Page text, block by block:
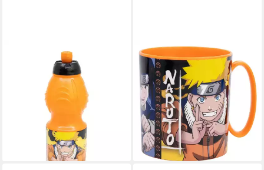
Trinkflasche
Kindertrinkflasche 400 ml mit
Tropfschutz Deckel
lieferbar - in 4-5 Werktagen bei dir
STORLINE
Tasse Naruto
Mikrowellengeeigneter
Kunststoffbecher 390 ml,
Plastik
ab 6,95 € 14,95 €
-54%
lieferbar - in 4-5 Werktagen bei dir